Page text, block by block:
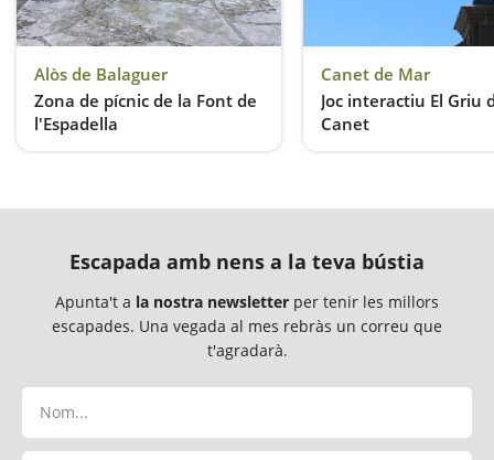
Alòs de Balaguer
Zona de pícnic de la Font de
l'Espadella
Canet de Mar
Joc interactiu El Griu
Canet
Escapada amb nens a la teva bústia
Apunta't a la nostra newsletter per tenir les millors
escapades. Una vegada al mes rebràs un correu que
t'agradarà.